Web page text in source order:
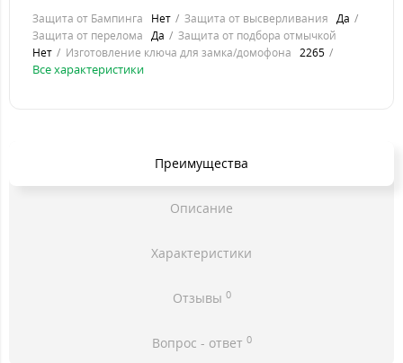
Защита от Бампинга Нет Защита от высверливания Да
Защита от перелома Да
Защита от подбора отмычкой
Нет
Изготовление ключа для замка/домофона 2265
Все характеристики
Преимущества
Описание
Характеристики
Отзывы 0
Вопрос - ответ 0